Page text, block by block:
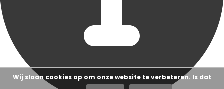
Wij slaan cookies op om onze website te verbeteren. Is dat